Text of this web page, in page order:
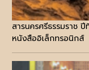
สารนครศรีธรรมราช
หนังสืออิเล็กทรอนิกส์